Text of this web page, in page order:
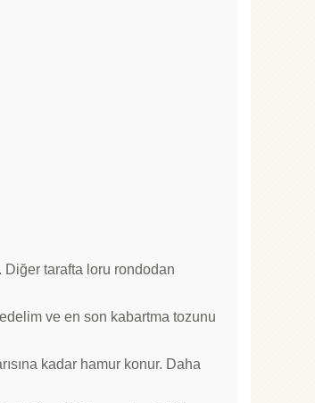
Diğer tarafta loru rondodan
ve en son kabartma tozunu
kadar hamur konur. Daha